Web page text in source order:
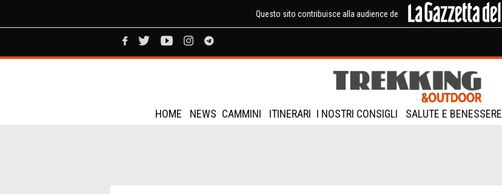
Questo sito contribuisce alla audience de
HOME NEWS CAMMINI ITINERARI I NOSTRI CONSIGLI SALUTE E BENESSERE